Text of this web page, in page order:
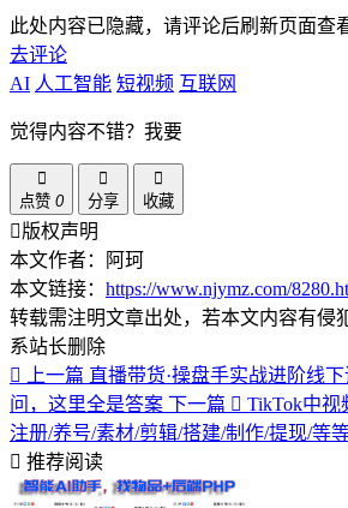
此处内容已隐藏，请评论后刷新页面查
去评论
AI 人工智能 短视频 互联网
觉得内容不错？我要
点赞 0 分享 收藏
版权声明
本文作者：阿珂
本文链接： https://www.njymz.com/
转载需注明文章出处，若本文内容有侵
系站长删除
上一篇 直播带货·操盘手实战进阶线
问，这里全是答案 下一篇
TikTok中视
注册/养号/素材/剪辑/搭建/制作/提现/等
推荐阅读